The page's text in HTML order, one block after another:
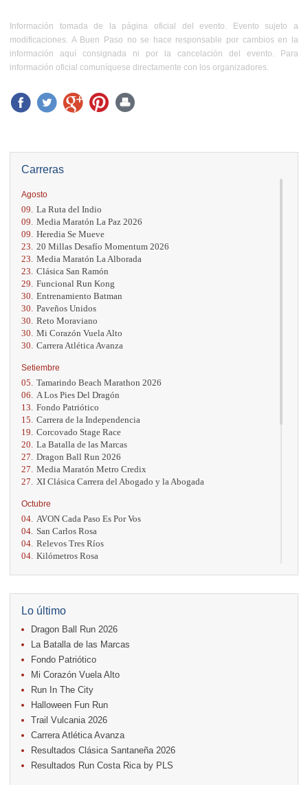
Carreras
Agosto
09. La Ruta del Indio
09. Media Maratón La Paz 2026
09. Heredia Se Mueve
23. 20 Millas Desafío Momentum 2026
23. Media Maratón La Alborada
23. Clásica San Ramón
29. Funcional Run Kong
30. Entrenamiento Batman
30. Paveños Unidos
30. Reto Moraviano
30. Mi Corazón Vuela Alto
30. Carrera Atlética Avanza
Setiembre
05. Tamarindo Beach Marathon 2026
06.
A Los Pies Del Dragón
13. Fondo Patriótico
15. Carrera de la Independencia
19. Corcovado Stage Race
20. La Batalla de las Marcas
27. Dragon Ball Run 2026
27. Media Maratón Metro Credix
27.
XI Clásica Carrera del Abogado y la Abogada
Octubre
04. AVON Cada Paso Es Por Vos
04. San Carlos Rosa
04. Relevos Tres Ríos
04. Kilómetros Rosa
18. Casa Turire Trail Run
18.
Warriors Run Circuit
18. Samsung Jacó Beach Half Marathon 2026
25. KRun by Under Armour
25. Run Alajuela
31.
Halloween Fun Run
Noviembre
08. Lindora Run
15. Entre Pan y Rosas
Diciembre
06. Trail Vulcania 2026
12. Media Maratón Puntarenas 2026
Lo último
Dragon Ball Run 2026
La Batalla de las Marcas
Fondo Patriótico
Mi Corazón Vuela Alto
Run In The City
Halloween Fun Run
Trail Vulcania 2026
Carrera Atlética Avanza
Resultados Clásica Santaneña 2026
Resultados Run Costa Rica by PLS
Información tomada de la página oficial del evento. Evento sujeto a
modificaciones. A Buen Paso no se hace responsable por cambios en la
información aquí consignada ni por la cancelación del evento. Para
información oficial comuníquese directamente con los organizadores.